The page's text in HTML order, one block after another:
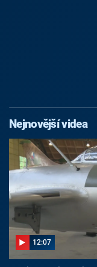
Nejnovější videa
12:07